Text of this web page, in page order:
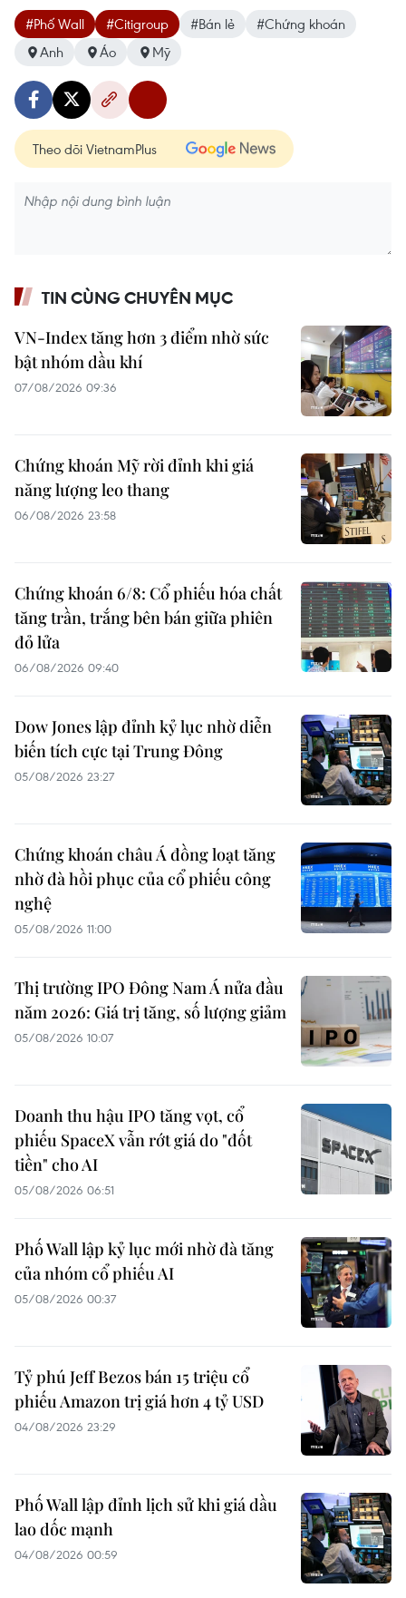
#Phố Wall #Citigroup #Bán lẻ
#Chứng khoán
Anh
Áo Mỹ
Theo dõi VietnamPlus
TIN CÙNG CHUYÊN MỤC
VN-Index tăng hơn 3 điểm nhờ sức
bật nhóm dầu khí
07/08/2026 09:36
Chứng khoán Mỹ rời đỉnh khi giá
năng lượng leo thang
06/08/2026 23:58
Chứng khoán 6/8: Cổ phiếu hóa chất
tăng trần, trắng bên bán giữa phiên
đỏ lửa
06/08/2026 09:40
Dow Jones lập đỉnh kỷ lục nhờ diễn
biến tích cực tại Trung Đông
05/08/2026 23:27
Chứng khoán châu Á đồng loạt tăng
nhờ đà hồi phục của cổ phiếu công
nghệ
05/08/2026 11:00
Thị trường IPO Đông Nam Á nửa đầu
năm 2026: Giá trị tăng, số lượng giảm
05/08/2026 10:07
Doanh thu hậu IPO tăng vọt, cổ
phiếu SpaceX vẫn rớt giá do "đốt
tiền" cho AI
05/08/2026 06:51
Phố Wall lập kỷ lục mới nhờ đà tăng
của nhóm cổ phiếu AI
05/08/2026 00:37
Tỷ phú Jeff Bezos bán 15 triệu cổ
phiếu Amazon trị giá hơn 4 tỷ USD
04/08/2026 23:29
Phố Wall lập đỉnh lịch sử khi giá dầu
lao dốc mạnh
04/08/2026 00:59